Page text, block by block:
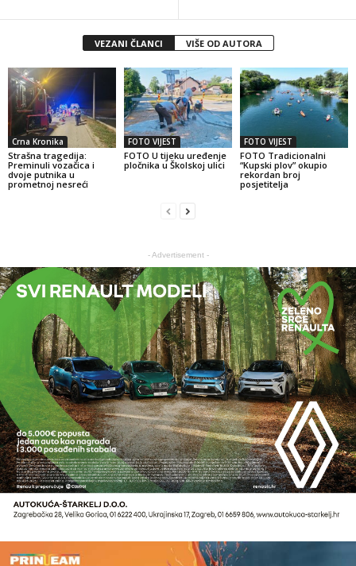
VEZANI ČLANCI VIŠE OD AUTORA
Crna Kronika
Strašna tragedija:
Preminuli vozačica i
dvoje putnika u
prometnoj nesreći
FOTO VIJEST
FOTO U tijeku uređenje
pločnika u Školskoj ulici
FOTO VIJEST
FOTO Tradicionalni
“Kupski plov” okupio
rekordan broj
posjetitelja
- Advertisement -